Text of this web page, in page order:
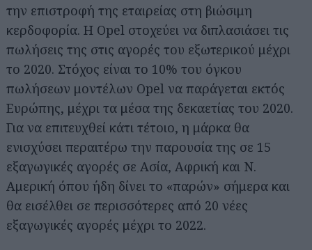
την επιστροφή της εταιρείας στη βιώσιμη
κερδοφορία. Η Opel στοχεύει να διπλασιάσει τις
πωλήσεις της στις αγορές του εξωτερικού μέχρι
το 2020. Στόχος είναι το 10% του όγκου
πωλήσεων μοντέλων Opel να παράγεται εκτός
Ευρώπης, μέχρι τα μέσα της δεκαετίας του 2020.
Για να επιτευχθεί κάτι τέτοιο, η μάρκα θα
ενισχύσει περαιτέρω την παρουσία της σε 15
εξαγωγικές αγορές σε Ασία, Αφρική και Ν.
Αμερική όπου ήδη δίνει το «παρών» σήμερα και
θα εισέλθει σε περισσότερες από 20 νέες
εξαγωγικές αγορές μέχρι το 2022.